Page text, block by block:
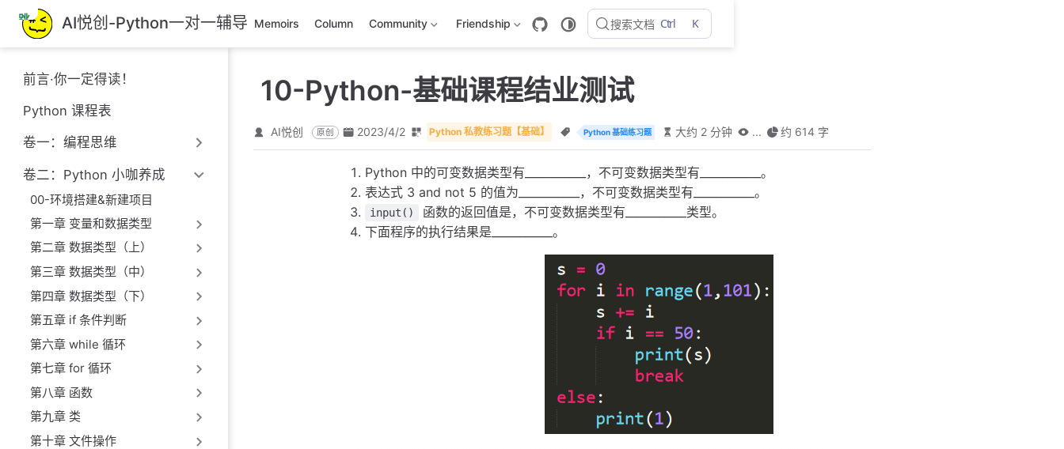
跳
至
主
要
內
AI悦创-Python一对一辅导 Memoirs Column Community Friendship 搜索文档 Ctrl K
前言·你一定得读！
Python 课程表
卷一：编程思维
卷二：Python 小咖养成
00-环境搭建&新建项目
第一章 变量和数据类型
第二章 数据类型（上）
第三章 数据类型（中）
第四章 数据类型（下）
第五章 if 条件判断
第六章 while 循环
第七章 for 循环
第八章 函数
第九章 类
第十章 文件操作
10-Python-基础课程结业测试
AI悦创 原创 2023/4/2 Python 私教练习题【基础】 Python 基础练习题 大约 2 分钟 ... 约 614 字
Python 中的可变数据类型有___________，不可变数据类型有___________。
表达式 3 and not 5 的值为___________，不可变数据类型有___________。
input()
函数的返回值是，不可变数据类型有___________类型。
下面程序的执行结果是___________。